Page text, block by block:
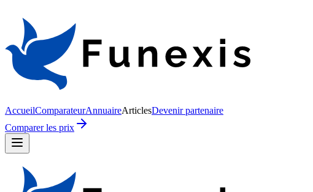
AccueilComparateurAnnuaireArticlesDevenir partenaire
Comparer les prix